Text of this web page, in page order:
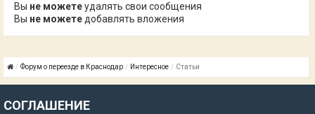
Вы не можетеудалять свои сообщения
Вы не можете добавлять вложения
Форум о переезде в Краснодар Интересное Статьи
СОГЛАШЕНИЕ